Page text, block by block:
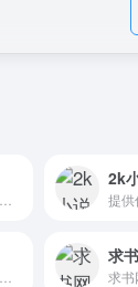
2k
求
求书